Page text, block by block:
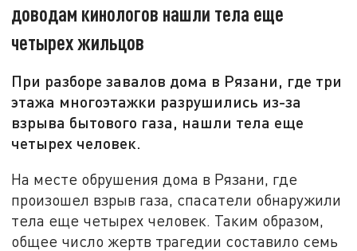
доводам кинологов нашли тела еще
четырех жильцов
При разборе завалов дома в Рязани, где три
этажа многоэтажки разрушились из-за
взрыва бытового газа, нашли тела еще
четырех человек.
На месте обрушения дома в Рязани, где
произошел взрыв газа, спасатели обнаружили
тела еще четырех человек. Таким образом,
общее число жертв трагедии составило семь